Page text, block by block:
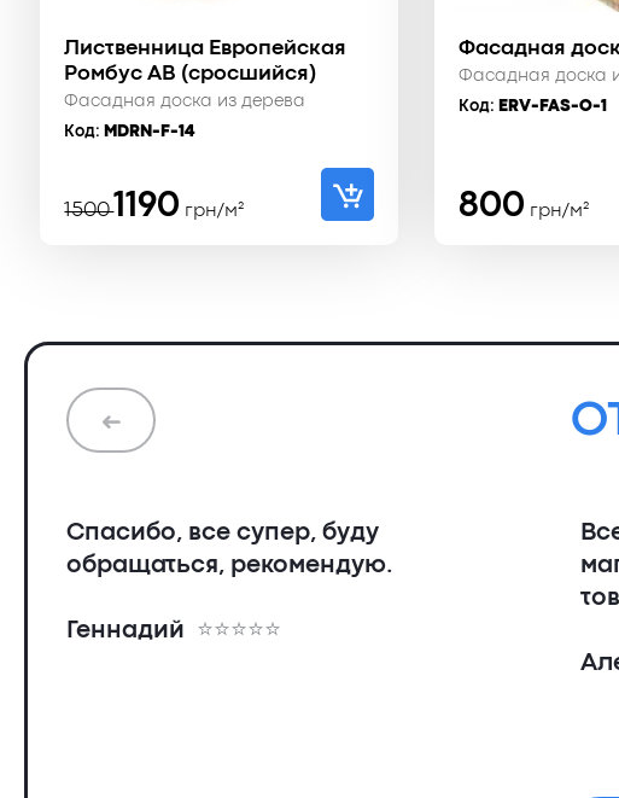
Лиственница Европейская
Ромбус АВ (сросшийся)
Фасадная доска из дерева
Код: MDRN-F-14
1500
Первоначальная
1190
Текущаягрн/м²
Фасадная
Фасадная доска
Код: ERV-FAS-O-1
800 грн/м²
Спасибо, все супер, буду
обращаться, рекомендую.
Геннадий
➜